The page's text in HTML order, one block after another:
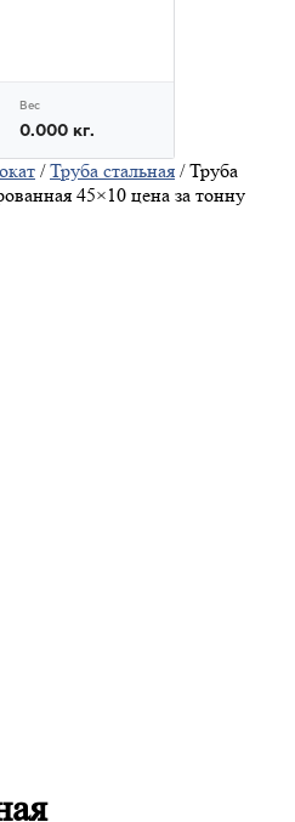
/Труба стальная / Труба
45×10 цена за тонну